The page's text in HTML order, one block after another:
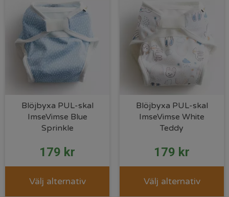
Blöjbyxa PUL-skal
ImseVimse Blue
Sprinkle
179 kr
Välj alternativ
Blöjbyxa PUL-skal
ImseVimse White
Teddy
179 kr
Välj alternativ